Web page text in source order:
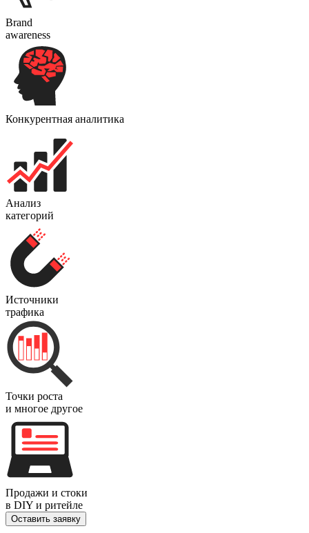
Brand
awareness
Конкурентная аналитика
Анализ
категорий
Источники
трафика
Точки роста
и многое другое
Продажи и стоки
в DIY и ритейле
Оставить заявку